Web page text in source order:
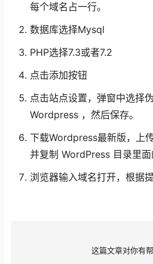
每个域名占一行。
数据库选择Mysql
PHP选择7.3或者7.2
点击添加按钮
点击站点设置，弹窗中选择
Wordpress ，然后保存。
下载Wordpress最新版，上
并复制 WordPress 目录里面
浏览器输入域名打开，根据
这篇文章对你有帮